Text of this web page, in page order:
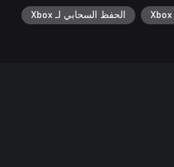
الحفظ السحابي لـ Xbox